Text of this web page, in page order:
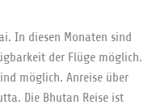
In diesen Monaten sind
der Flüge möglich.
möglich. Anreise über
Die Bhutan Reise ist